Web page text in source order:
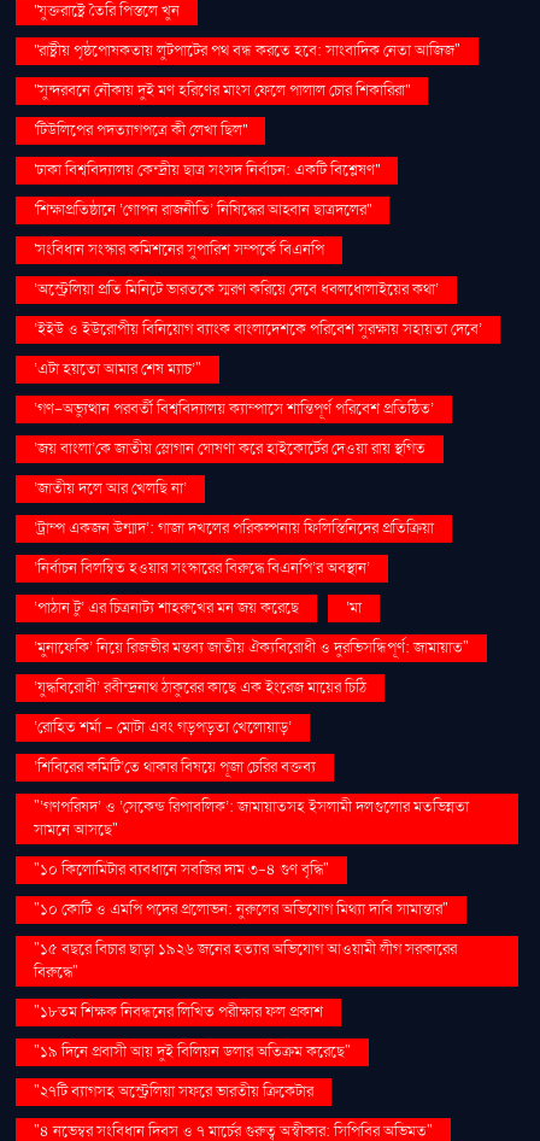
''যুক্তরাষ্ট্রে তৈরি পিস্তলে খুন
''রাষ্ট্রীয় পৃষ্ঠপোষকতায় লুটপাটের পথ বন্ধ করতে হবে: সাংবাদিক নেতা আজিজ"
''সুন্দরবনে নৌকায় দুই মণ হরিণের মাংস ফেলে পালাল চোর শিকারিরা''
'টিউলিপের পদত্যাগপত্রে কী লেখা ছিল''
'ঢাকা বিশ্ববিদ্যালয় কেন্দ্রীয় ছাত্র সংসদ নির্বাচন: একটি বিশ্লেষণ''
'শিক্ষাপ্রতিষ্ঠানে ‘গোপন রাজনীতি’ নিষিদ্ধের আহ্বান ছাত্রদলের''
'সংবিধান সংস্কার কমিশনের সুপারিশ সম্পর্কে বিএনপি
‘অস্ট্রেলিয়া প্রতি মিনিটে ভারতকে স্মরণ করিয়ে দেবে ধবলধোলাইয়ের কথা’
‘ইইউ ও ইউরোপীয় বিনিয়োগ ব্যাংক বাংলাদেশকে পরিবেশ সুরক্ষায় সহায়তা দেবে’
‘এটা হয়তো আমার শেষ ম্যাচ’"
‘গণ–অভ্যুত্থান পরবর্তী বিশ্ববিদ্যালয় ক্যাম্পাসে শান্তিপূর্ণ পরিবেশ প্রতিষ্ঠিত’
‘জয় বাংলা’কে জাতীয় স্লোগান ঘোষণা করে হাইকোর্টের দেওয়া রায় স্থগিত
‘জাতীয় দলে আর খেলছি না’
‘ট্রাম্প একজন উন্মাদ’: গাজা দখলের পরিকল্পনায় ফিলিস্তিনিদের প্রতিক্রিয়া
‘নির্বাচন বিলম্বিত হওয়ার সংস্কারের বিরুদ্ধে বিএনপি’র অবস্থান’
‘পাঠান টু’ এর চিত্রনাট্য শাহরুখের মন জয় করেছে
‘মা
‘মুনাফেকি’ নিয়ে রিজভীর মন্তব্য জাতীয় ঐক্যবিরোধী ও দুরভিসন্ধিপূর্ণ: জামায়াত"
‘যুদ্ধবিরোধী’ রবীন্দ্রনাথ ঠাকুরের কাছে এক ইংরেজ মায়ের চিঠি
‘রোহিত শর্মা - মোটা এবং গড়পড়তা খেলোয়াড়’
‘শিবিরের কমিটি’তে থাকার বিষয়ে পূজা চেরির বক্তব্য
"‘গণপরিষদ’ ও ‘সেকেন্ড রিপাবলিক’: জামায়াতসহ ইসলামী দলগুলোর মতভিন্নতা
সামনে আসছে"
"১০ কিলোমিটার ব্যবধানে সবজির দাম ৩-৪ গুণ বৃদ্ধি"
"১০ কোটি ও এমপি পদের প্রলোভন: নুরুলের অভিযোগ মিথ্যা দাবি সামান্তার"
"১৫ বছরে বিচার ছাড়া ১৯২৬ জনের হত্যার অভিযোগ আওয়ামী লীগ সরকারের
বিরুদ্ধে"
"১৮তম শিক্ষক নিবন্ধনের লিখিত পরীক্ষার ফল প্রকাশ
"১৯ দিনে প্রবাসী আয় দুই বিলিয়ন ডলার অতিক্রম করেছে"
"২৭টি ব্যাগসহ অস্ট্রেলিয়া সফরে ভারতীয় ক্রিকেটার
"৪ নভেম্বর সংবিধান দিবস ও ৭ মার্চের গুরুত্ব অস্বীকার: সিপিবির অভিমত"